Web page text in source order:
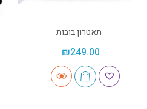
תאטרון בובות
₪249.00